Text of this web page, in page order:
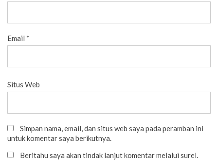
Email *
Situs Web
Simpan nama, email, dan situs web saya pada peramban ini
untuk komentar saya berikutnya.
Beritahu saya akan tindak lanjut komentar melalui surel.